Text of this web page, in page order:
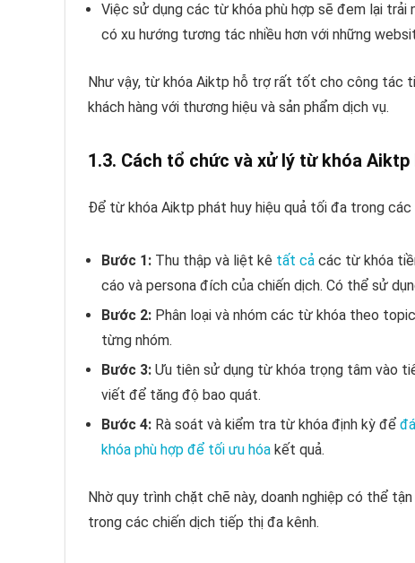
Việc sử dụng các từ khóa phù hợp sẽ đem lại trải
có xu hướng tương tác nhiều hơn với những
Như vậy, từ khóa Aiktp hỗ trợ rất tốt cho công tác
khách hàng với thương hiệu và sản phẩm dịch vụ.
1.3. Cách tổ chức và xử lý từ khóa
Để từ khóa Aiktp phát huy hiệu quả tối đa trong
Bước 1: Thu thập và liệt kê tất cả các từ khóa
cáo và persona đích của chiến dịch. Có thể sử
Bước 2: Phân loại và nhóm các từ khóa theo
từng nhóm.
Bước 3: Ưu tiên sử dụng từ khóa trọng tâm vào
viết để tăng độ bao quát.
Bước 4: Rà soát và kiểm tra từ khóa định kỳ để
khóa phù hợp để tối ưu hóa kết quả.
Nhờ quy trình chặt chẽ này, doanh nghiệp có thể
trong các chiến dịch tiếp thị đa kênh.